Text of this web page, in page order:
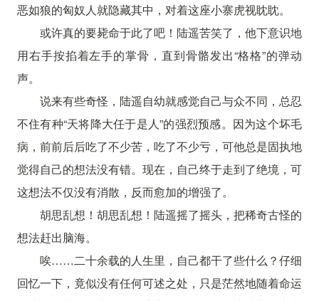
恶如狼的匈奴人就隐藏其中，对着这座小寨虎视眈眈。
或许真的要毙命于此了吧！陆遥苦笑了，他下意识地
用右手按掐着左手的掌骨，直到骨骼发出“格格”的弹动
声。
说来有些奇怪，陆遥自幼就感觉自己与众不同，总忍
不住有种“天将降大任于是人”的强烈预感。因为这个坏毛
病，前前后后吃了不少苦，吃了不少亏，可他总是固执地
觉得自己的想法没有错。现在，自己终于走到了绝境，可
这想法不仅没有消散，反而愈加的增强了。
胡思乱想！胡思乱想！陆遥摇了摇头，把稀奇古怪的
想法赶出脑海。
唉……二十余载的人生里，自己都干了些什么？仔细
回忆一下，竟似没有任何可述之处，只是茫然地随着命运